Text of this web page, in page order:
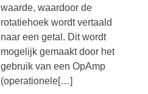
waarde, waardoor de
rotatiehoek wordt vertaald
naar een getal. Dit wordt
mogelijk gemaakt door het
gebruik van een OpAmp
(operationele[…]